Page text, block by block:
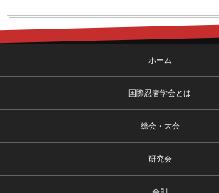
ホーム
国際忍者学会とは
総会・大会
研究会